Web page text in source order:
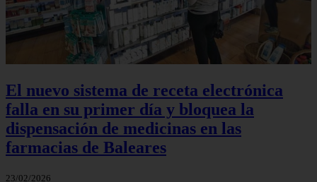
El nuevo sistema de receta electrónica
falla en su primer día y bloquea la
dispensación de medicinas en las
farmacias de Baleares
23/02/2026